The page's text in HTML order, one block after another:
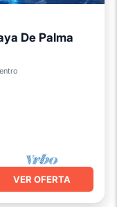
De Palma
VER OFERTA